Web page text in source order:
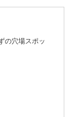
の穴場スポッ